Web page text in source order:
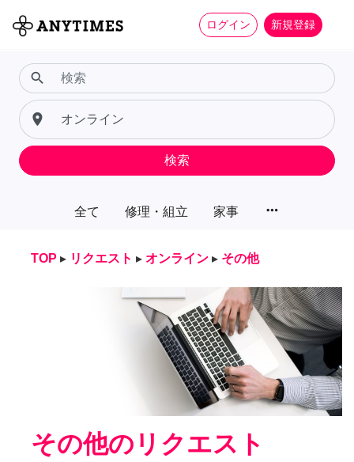
ログイン 新規登録
全て 修理・組立 家事 more_horiz
search
place
検索
TOP ▸ リクエスト ▸ オンライン ▸ その他
その他のリクエスト